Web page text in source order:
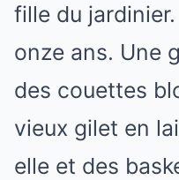
fille du
onze ans. Une
des couettes
vieux gilet en
elle et des